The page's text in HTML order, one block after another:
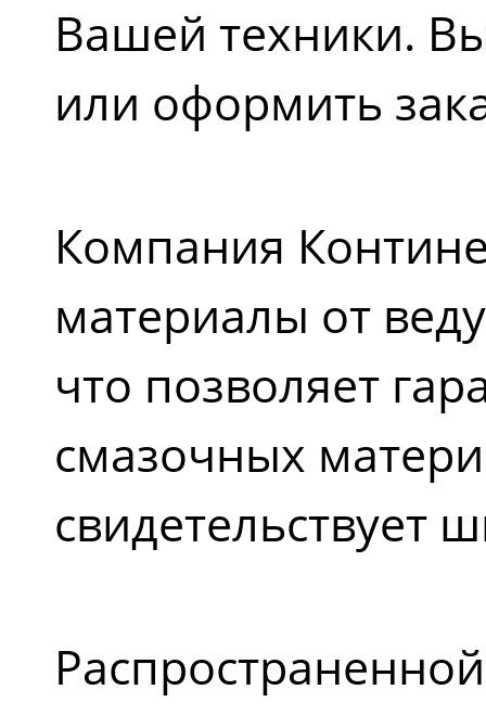
Вашей техники.
или оформить
Компания
материалы от
что позволяет
смазочных
свидетельствует